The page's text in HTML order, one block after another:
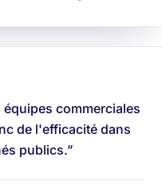
commerciales
de l'efficacité dans
publics.”